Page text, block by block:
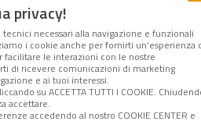
privacy!
necessari alla navigazione e funzionali
i cookie anche per fornirti un’esperienza
le interazioni con le nostre
di ricevere comunicazioni di marketing
e ai tuoi interessi.
su ACCETTA TUTTI I COOKIE.
accettare.
accedendo al nostro COOKIE CENTER e